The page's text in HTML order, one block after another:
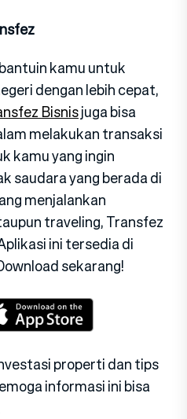
kamu untuk
dengan lebih cepat,
Bisnisjuga bisa
melakukan transaksi
kamu yang ingin
saudara yang berada di
menjalankan
traveling, Transfez
ini tersedia di
sekarang!
properti dan tips
informasi ini bisa